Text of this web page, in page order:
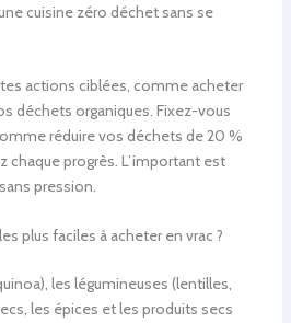
cuisine zéro déchet sans se
actions ciblées, comme acheter
déchets organiques. Fixez-vous
réduire vos déchets de 20 %
chaque progrès. L’important est
pression.
plus faciles à acheter en vrac ?
les légumineuses (lentilles,
les épices et les produits secs